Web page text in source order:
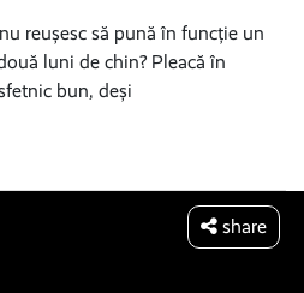
reușesc să pună în funcție un
luni de chin? Pleacă în
bun, deși
share